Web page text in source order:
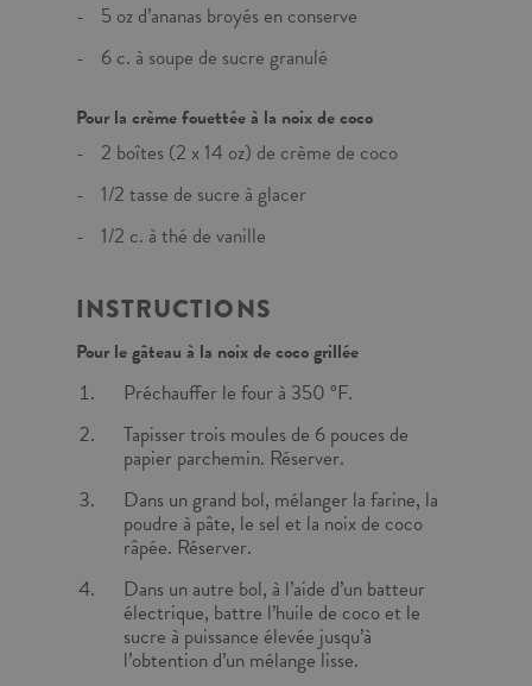
5 oz d’ananas broyés en conserve
6 c. à soupe de sucre granulé
Pour la crème fouettée à la noix de coco
2 boîtes (2 x 14 oz) de crème de coco
1/2 tasse de sucre à glacer
1/2 c. à thé de vanille
INSTRUCTIONS
Pour le gâteau à la noix de coco grillée
Préchauffer le four à 350 °F.
Tapisser trois moules de 6 pouces de
papier parchemin. Réserver.
Dans un grand bol, mélanger la farine, la
poudre à pâte, le sel et la noix de coco
râpée. Réserver.
Dans un autre bol, à l’aide d’un batteur
électrique, battre l’huile de coco et le
sucre à puissance élevée jusqu’à
l’obtention d’un mélange lisse.